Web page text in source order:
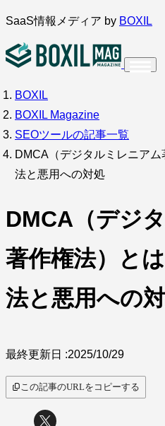
内
を
キ
ッ
プ
SaaS情報メディア by BOXIL
インタビュー
BOXIL
BOXIL Magazine
SEOツールの記事一覧
DMCA（デジタルミレニア
法と悪用への対処
DMCA（デジ
著作権法）と
法と悪用への
最終更新日 :2025/10/29
この記事のURLをコピーする